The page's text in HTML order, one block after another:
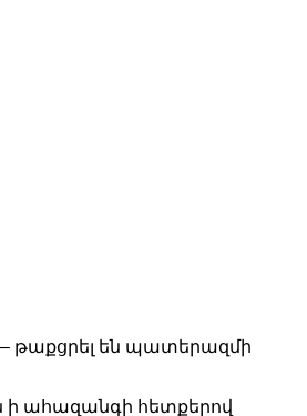
թաքցրել են պատերազմի
ահազանգի հետքերով